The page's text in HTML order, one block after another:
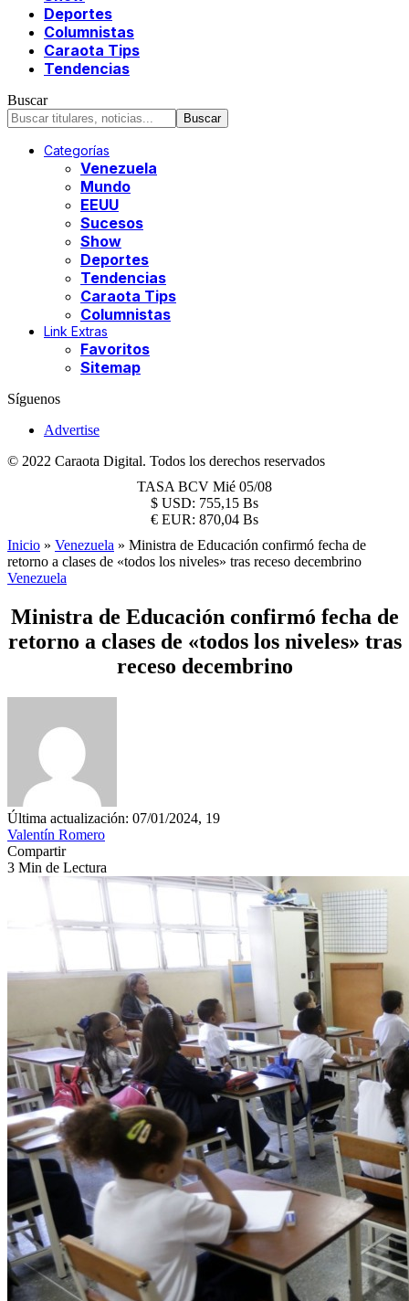
Deportes
Columnistas
Caraota Tips
Tendencias
Buscar
Categorías
Venezuela
Mundo
EEUU
Sucesos
Show
Deportes
Tendencias
Caraota Tips
Columnistas
Link Extras
Favoritos
Sitemap
Síguenos
Advertise
© 2022 Caraota Digital. Todos los derechos reservados
TASA BCV Mié 05/08
$ USD: 755,15 Bs
€ EUR: 870,04 Bs
Inicio » Venezuela » Ministra de Educación confirmó fecha de
retorno a clases de «todos los niveles» tras receso decembrino
Venezuela
Ministra de Educación confirmó fecha de
retorno a clases de «todos los niveles» tras
receso decembrino
Última actualización: 07/01/2024, 19
Valentín Romero
Compartir
3 Min de Lectura